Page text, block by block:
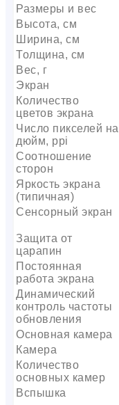
Размеры и вес
Высота, см
Ширина, см
Толщина, см
Вес, г
Экран
Количество
цветов экрана
Число пикселей на
дюйм, ppi
Соотношение
сторон
Яркость экрана
(типичная)
Сенсорный экран
Защита от
царапин
Постоянная
работа экрана
Динамический
контроль частоты
обновления
Основная камера
Камера
Количество
основных камер
Вспышка